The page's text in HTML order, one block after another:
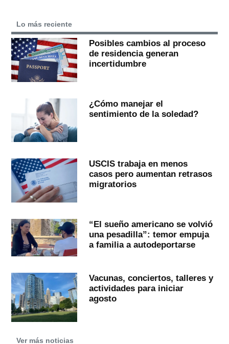
Lo más reciente
Posibles cambios al proceso
de residencia generan
incertidumbre
¿Cómo manejar el
sentimiento de la soledad?
USCIS trabaja en menos
casos pero aumentan retrasos
migratorios
“El sueño americano se volvió
una pesadilla”: temor empuja
a familia a autodeportarse
Vacunas, conciertos, talleres y
actividades para iniciar
agosto
Ver más noticias